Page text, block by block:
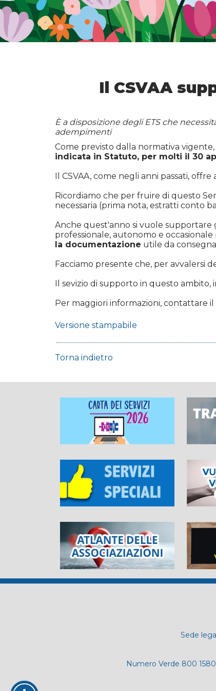
Il CSVAA
È a disposizione degli ETS che
adempimenti
Come previsto dalla normativa
indicata in Statuto, per molti il 30
Il CSVAA, come negli anni passati, offre
Ricordiamo che per fruire di questo
necessaria (prima nota, estratti conto
Anche quest'anno si vuole supportare
professionale, autonomo e
la documentazione utile da
Facciamo presente che, per avvalersi
Il sevizio di supporto in questo ambito,
Per maggiori informazioni, contattare il
Versione stampabile
Torna indietro
Sede
Numero Verde 800